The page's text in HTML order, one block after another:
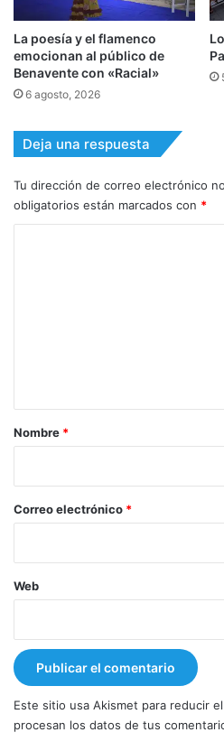
La poesía y el flamenco
emocionan al público de
Benavente con «Racial»
6 agosto, 2026
Deja una respuesta
Tu dirección de correo electrónico
obligatorios están marcados con *
r
*
Nombre *
Correo electrónico *
Web
Este sitio usa Akismet para reducir
procesan los datos de tus